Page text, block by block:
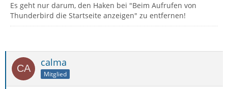
Es geht nur darum, den Haken bei "Beim Aufrufen von
Thunderbird die Startseite anzeigen" zu entfernen!
calma
Mitglied